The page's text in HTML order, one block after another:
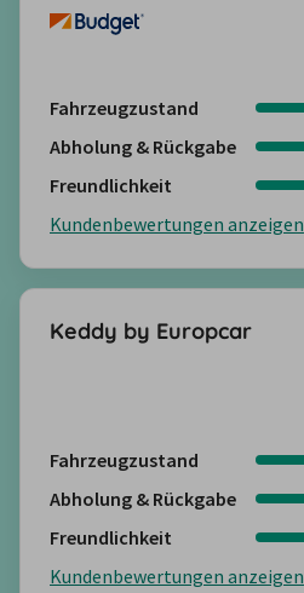
Fahrzeugzustand
Abholung & Rückgabe
Freundlichkeit
Kundenbewertungen anzeigen
Keddy by Europcar
Fahrzeugzustand
Abholung & Rückgabe
Freundlichkeit
Kundenbewertungen anzeigen